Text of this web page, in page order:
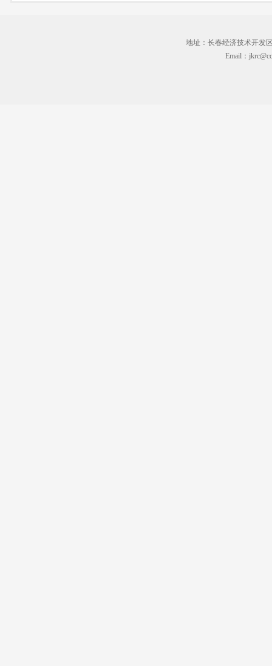
地址：长春经济技术开发
Email：